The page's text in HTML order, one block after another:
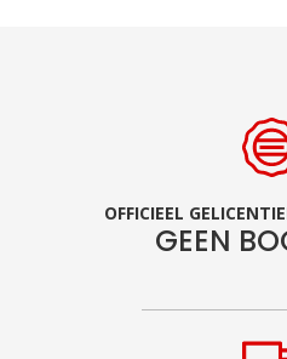
OFFICIEEL
GEEN